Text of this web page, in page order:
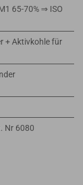
65-70% ⇒ ISO
+ Aktivkohle für
Nr 6080